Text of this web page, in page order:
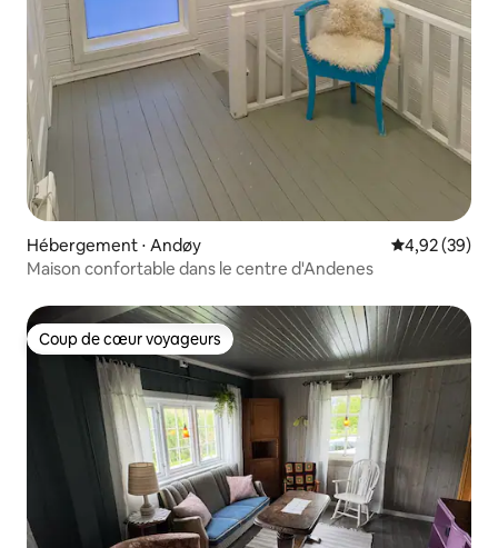
Hébergement ⋅ Andøy Évaluation
4,92 (39)
Maison confortable dans le centre d'Andenes
Coup de cœur voyageurs
Coup de cœur voyageurs